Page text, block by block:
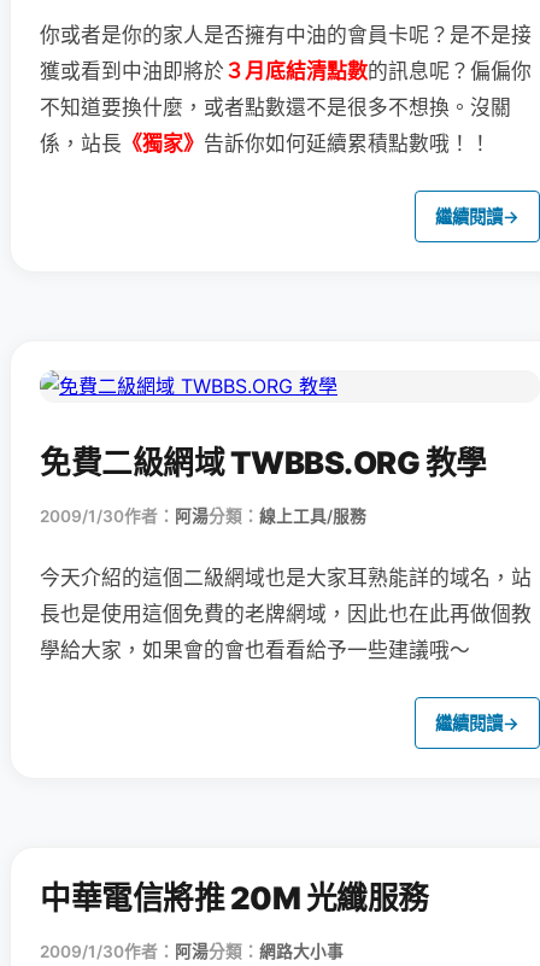
你或者是你的家人是否擁有中油的會員卡呢？ 是不是接
獲或看到中油即將於 ３月底結清點數的訊息呢？ 偏偏你
不知道要換什麼，或者點數還不是很多不想換。 沒關
係，站長 《獨家》 告訴你如何延續累積點數哦！！
繼續閱讀→
免費二級網域 TWBBS.ORG 教學
2009/1/30作者： 阿湯分類： 線上工具/服務
今天介紹的這個二級網域也是大家耳熟能詳的域名，站
長也是使用這個免費的老牌網域，因此也在此再做個教
學給大家，如果會的會也看看給予一些建議哦～
繼續閱讀→
中華電信將推 20M 光纖服務
2009/1/30作者： 阿湯分類： 網路大小事